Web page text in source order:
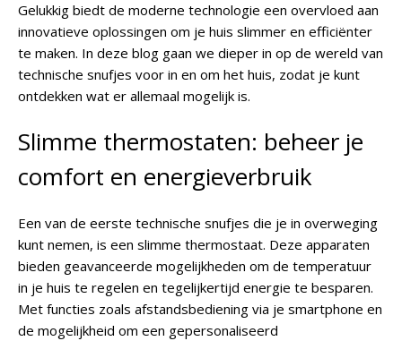
Gelukkig biedt de moderne technologie een overvloed aan
innovatieve oplossingen om je huis slimmer en efficiënter
te maken. In deze blog gaan we dieper in op de wereld van
technische snufjes voor in en om het huis, zodat je kunt
ontdekken wat er allemaal mogelijk is.
Slimme thermostaten: beheer je
comfort en energieverbruik
Een van de eerste technische snufjes die je in overweging
kunt nemen, is een slimme thermostaat. Deze apparaten
bieden geavanceerde mogelijkheden om de temperatuur
in je huis te regelen en tegelijkertijd energie te besparen.
Met functies zoals afstandsbediening via je smartphone en
de mogelijkheid om een gepersonaliseerd